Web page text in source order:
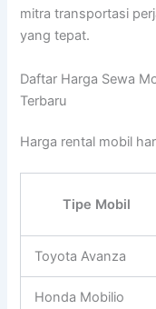
mitra transportasi
yang tepat.
Daftar Harga Sewa
Terbaru
Harga rental mobil
Tipe Mobil
Toyota Avanza
Honda Mobilio